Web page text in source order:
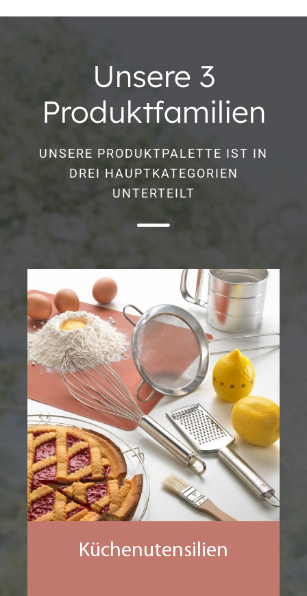
Unsere 3
Produktfamilien
UNSERE PRODUKTPALETTE IST IN
DREI HAUPTKATEGORIEN
UNTERTEILT
Küchenutensilien